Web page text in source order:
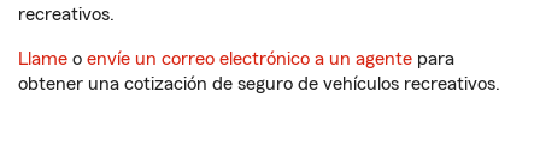
recreativos.
Llame o envíe un correo electrónico a un agente para
obtener una cotización de seguro de vehículos recreativos.